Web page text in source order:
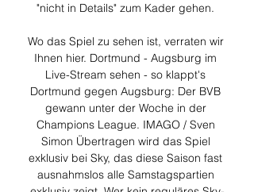
"nicht in Details" zum Kader gehen.
Wo das Spiel zu sehen ist, verraten wir
Ihnen hier. Dortmund - Augsburg im
Live-Stream sehen - so klappt's
Dortmund gegen Augsburg: Der BVB
gewann unter der Woche in der
Champions League. IMAGO / Sven
Simon Übertragen wird das Spiel
exklusiv bei Sky, das diese Saison fast
ausnahmslos alle Samstagspartien